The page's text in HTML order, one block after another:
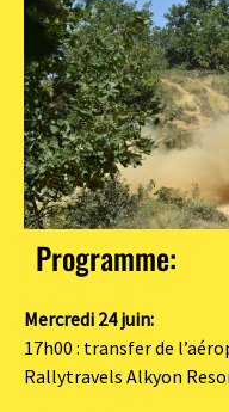
Programme:
Mercredi 24 juin:
17h00 : transfer de
Rallytravels Alkyon